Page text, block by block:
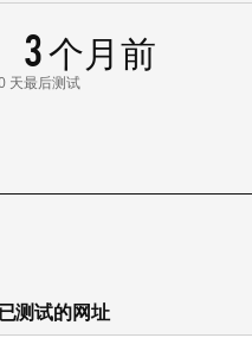
天
3 个月前
最后测试
试的网址